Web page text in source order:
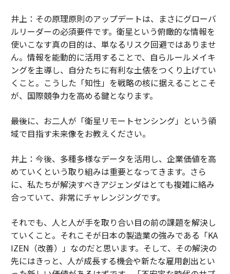
井上：その原理原則のアップデートは、まさにグローバ
ルリーダーの必須要件です。衛星という俯瞰的な情報を
使いこなす真の目的は、単なるリスク回避ではありませ
ん。情報を能動的に活用することで、自らルールメイキ
ングを主導し、自分たちに有利な土俵をつくり上げてい
くこと。こうした「知性」を戦略の核に据えることこそ
が、国際競争力を高める鍵となります。
――最後に、お二人が「衛星リモートセンシング」という領
域で目指す未来像をお教えください。
井上：今後、多種多様なデータを活用し、企業価値を高
めていくという取り組みは重要となってきます。さら
に、私たちが解決すべきアジェンダはとても複雑に絡み
合っていて、非常にチャレンジングです。
それでも、人と人が手を取り合い目の前の課題を解決し
ていくこと。それこそが日本の製造業の強みである「KA
IZEN（改善）」なのだと思います。そして、その解決の
先にはきっと、人が成長する機会や新たな雇用創出とい